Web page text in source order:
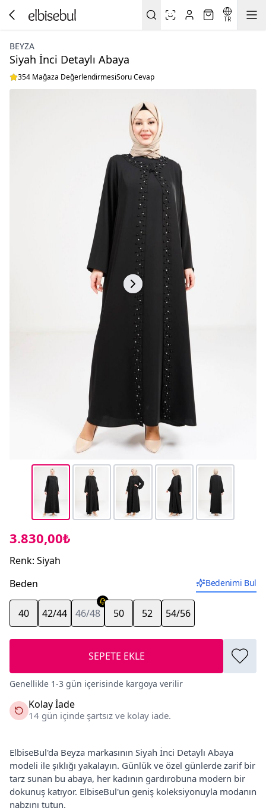
TR
BEYZA
Siyah İnci Detaylı Abaya
354 Mağaza DeğerlendirmesiSoru Cevap
3.830,00₺
Renk: Siyah
Beden
Bedenimi Bul
40 42/44 46/48 50 52 54/56
SEPETE EKLE
Genellikle 1-3 gün içerisinde kargoya verilir
Kolay İade
14 gün içinde şartsız ve kolay iade.
ElbiseBul'da Beyza markasının Siyah İnci Detaylı Abaya
modeli ile şıklığı yakalayın. Günlük ve özel günlerde zarif bir
tarz sunan bu abaya, her kadının gardırobuna modern bir
dokunuş katıyor. ElbiseBul'un geniş koleksiyonuyla modanın
nabzını tutun.